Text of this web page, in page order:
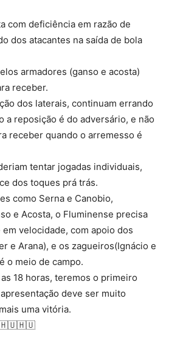
com deficiência em razão de
dos atacantes na saída de bola
armadores (ganso e acosta)
receber.
dos laterais, continuam errando
a reposição é do adversário, e não
receber quando o arremesso é
tentar jogadas individuais,
dos toques prá trás.
como Serna e Canobio,
e Acosta, o Fluminense precisa
velocidade, com apoio dos
e Arana), e os zagueiros(Ignácio e
o meio de campo.
18 horas, teremos o primeiro
deve ser muito
uma vitória.